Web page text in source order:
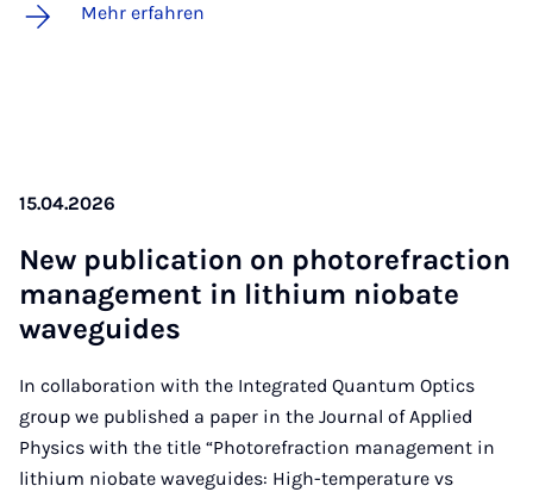
Mehr erfahren
15.04.2026
New pu­bli­ca­ti­on on pho­to­re­frac­ti­on
ma­nage­ment in li­thi­um ni­o­ba­te
wave­gui­des
In collaboration with the Integrated Quantum Optics
group we published a paper in the Journal of Applied
Physics with the title “Photorefraction management in
lithium niobate waveguides: High-temperature vs